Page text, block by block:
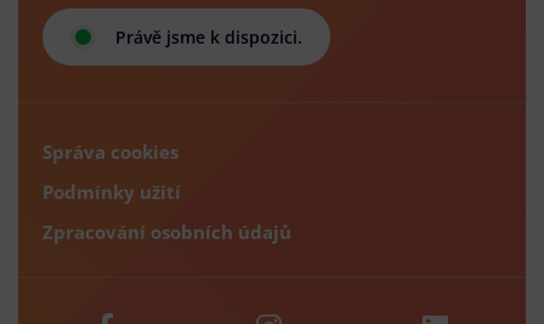
Právě jsme k dispozici.
Správa cookies
Podmínky užití
Zpracování osobních údajů